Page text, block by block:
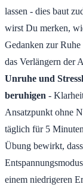
lassen - dies baut
wirst Du merken,
Gedanken zur
das Verlängern der
Unruhe und
beruhigen -
Ansatzpunkt ohne
täglich für 5
Übung bewirkt,
einem niedrigeren